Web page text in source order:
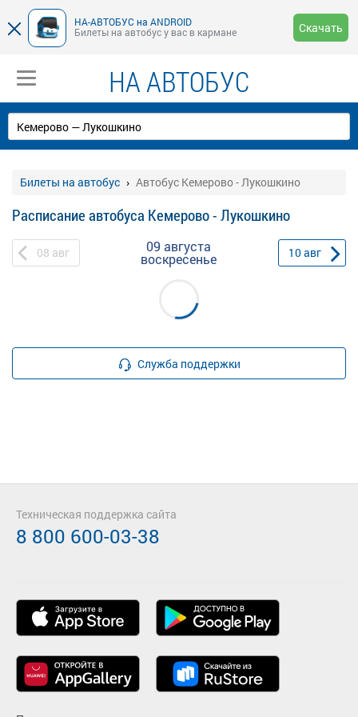
НА-АВТОБУС на ANDROID
Билеты на автобус у вас в кармане
Скачать
НА АВТОБУС
Билеты на автобус Автобус Кемерово - Лукошкино
Расписание автобуса Кемерово - Лукошкино
08 авг 09 августа
воскресенье 10авг
Служба поддержки
Техническая поддержка сайта
8 800 600-03-38